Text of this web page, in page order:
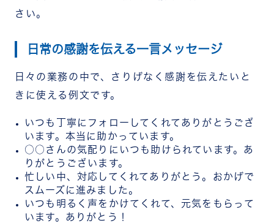
さい。
日常の感謝を伝える一言メッセージ
日々の業務の中で、さりげなく感謝を伝えたいと
きに使える例文です。
いつも丁寧にフォローしてくれてありがとうござ
います。本当に助かっています。
○○さんの気配りにいつも助けられています。あ
りがとうございます。
忙しい中、対応してくれてありがとう。おかげで
スムーズに進みました。
いつも明るく声をかけてくれて、元気をもらって
います。ありがとう！